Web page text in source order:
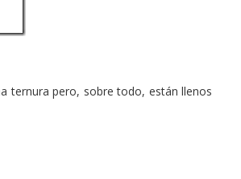
ternura pero, sobre todo, están llenos